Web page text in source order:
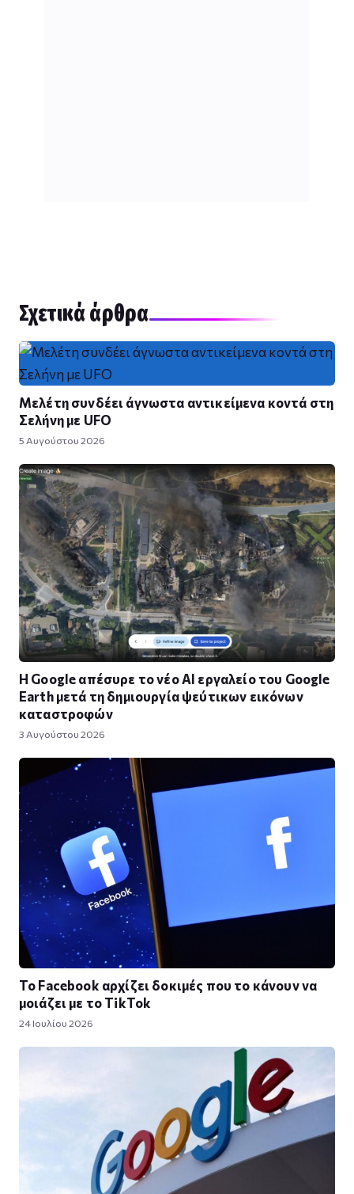
Σχετικά άρθρα
Μελέτη συνδέει άγνωστα αντικείμενα κοντά στη
Σελήνη με UFO
5 Αυγούστου 2026
Η Google απέσυρε το νέο AI εργαλείο του Google
Earth μετά τη δημιουργία ψεύτικων εικόνων
καταστροφών
3 Αυγούστου 2026
Το Facebook αρχίζει δοκιμές που το κάνουν να
μοιάζει με το TikTok
24 Ιουλίου 2026